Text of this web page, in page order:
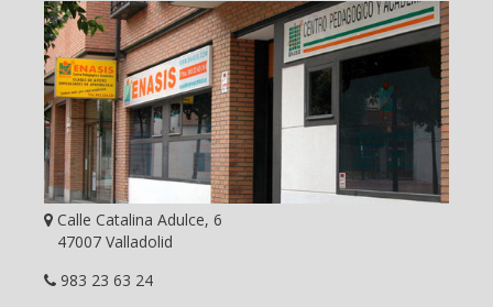
Calle Catalina Adulce, 6
47007 Valladolid
983 23 63 24